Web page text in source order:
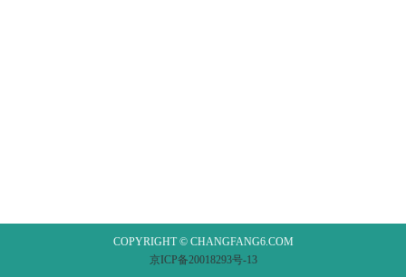
COPYRIGHT © CHANGFANG6.COM
京ICP备20018293号-13